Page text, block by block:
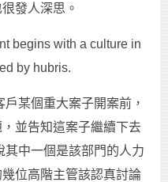
發人深思。
begins with a culture in
by hubris.
某個重大案子開案前，
並告知這案子繼續下去
其中一個是該部門的人力
位高階主管該認真討論